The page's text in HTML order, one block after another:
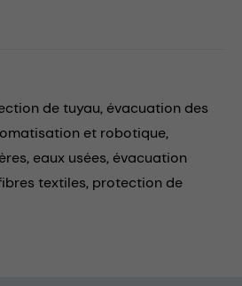
de tuyau, évacuation des
et robotique,
eaux usées, évacuation
textiles, protection de